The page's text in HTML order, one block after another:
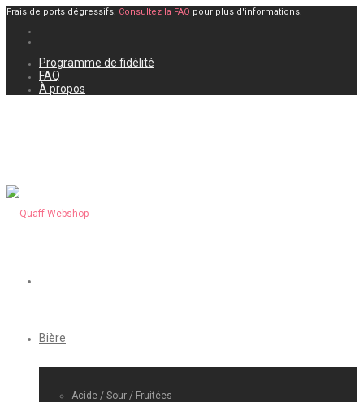
Frais de ports dégressifs. Consultez la FAQ pour plus d'informations.
Programme de fidélité
FAQ
À propos
Bière
Acide / Sour / Fruitées